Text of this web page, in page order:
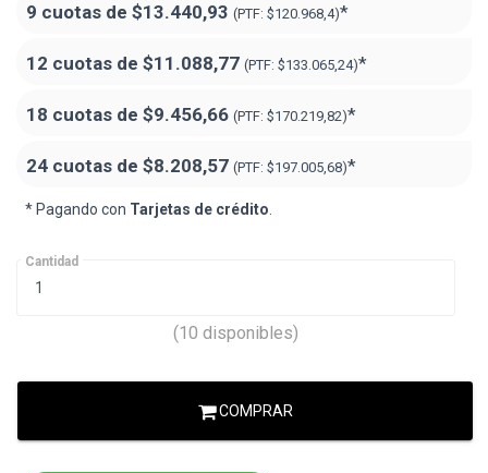
9 cuotas de $13.440,93 (PTF: $120.968,4)*
12 cuotas de $11.088,77 (PTF: $133.065,24)*
18 cuotas de $9.456,66 (PTF: $170.219,82)*
24 cuotas de $8.208,57 (PTF: $197.005,68)*
* Pagando con Tarjetas de crédito.
Cantidad
(10 disponibles)
COMPRAR